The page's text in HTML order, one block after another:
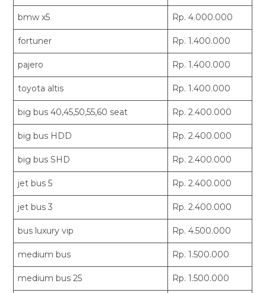
bmw x5 Rp. 4.000.000
fortuner Rp. 1.400.000
pajero Rp. 1.400.000
toyota altis Rp. 1.400.000
big bus 40,45,50,55,60 seat Rp. 2.400.000
big bus HDD Rp. 2.400.000
big bus SHD Rp. 2.400.000
jet bus 5 Rp. 2.400.000
jet bus 3 Rp. 2.400.000
bus luxury vip Rp. 4.500.000
medium bus Rp. 1.500.000
medium bus 25 Rp. 1.500.000